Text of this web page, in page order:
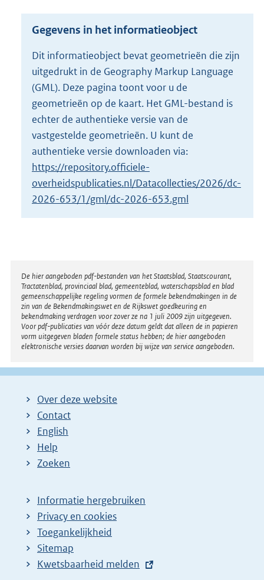
s
r
o
t
t
e
2
K
b
Gegevens in het informatieobject
Dit informatieobject bevat geometrieën die zijn
uitgedrukt in de Geography Markup Language
(GML). Deze pagina toont voor u de
geometrieën op de kaart. Het GML-bestand is
echter de authentieke versie van de
vastgestelde geometrieën. U kunt de
authentieke versie downloaden via:
https://repository.officiele-
overheidspublicaties.nl/Datacollecties/2026/dc-
2026-653/1/gml/dc-2026-653.gml
Disclaimer
De hier aangeboden pdf-bestanden van het Staatsblad, Staatscourant,
Tractatenblad, provinciaal blad, gemeenteblad, waterschapsblad en blad
gemeenschappelijke regeling vormen de formele bekendmakingen in de
zin van de Bekendmakingswet en de Rijkswet goedkeuring en
bekendmaking verdragen voor zover ze na 1 juli 2009 zijn uitgegeven.
Voor pdf-publicaties van vóór deze datum geldt dat alleen de in papieren
vorm uitgegeven bladen formele status hebben; de hier aangeboden
elektronische versies daarvan worden bij wijze van service aangeboden.
Over deze website
Contact
English
Help
Zoeken
Informatie hergebruiken
Privacy en cookies
Toegankelijkheid
Sitemap
E
Kwetsbaarheid melden